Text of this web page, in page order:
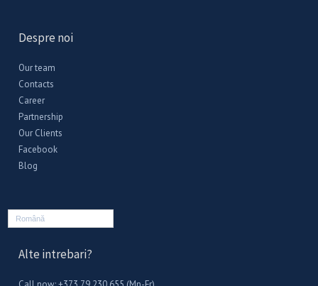
Despre noi
Our team
Contacts
Career
Partnership
Our Clients
Facebook
Blog
Română
Alte intrebari?